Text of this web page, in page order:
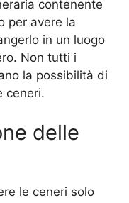
contenente
per avere la
in un luogo
Non tutti i
la possibilità di
ceneri.
delle
le ceneri solo